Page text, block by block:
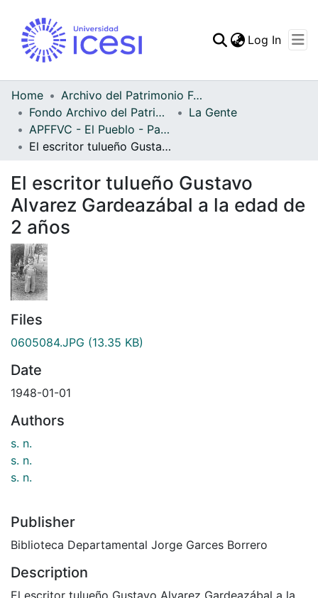
Statistics
Log In
Home
Archivo del Patrimonio Fotográfico y Fílmico del Valle del Cauca
Fondo Archivo del Patrimonio Fotográfico y Fílmico del Valle del Cauca
La Gente
APFFVC - El Pueblo - Patrimonial
El escritor tulueño Gustavo Alvarez Gardeazábal a la edad de 2 años
El escritor tulueño Gustavo
Alvarez Gardeazábal a la edad de
2 años
Files
0605084.JPG (13.35 KB)
Date
1948-01-01
Authors
s. n.
s. n.
s. n.
Publisher
Biblioteca Departamental Jorge Garces Borrero
Description
El escritor tulueño Gustavo Alvarez Gardeazábal a la